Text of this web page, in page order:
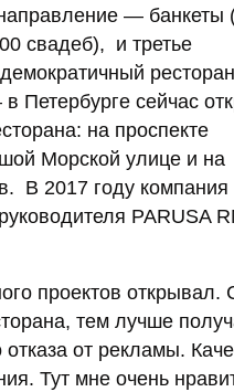
— банкеты
свадеб), и третье
ресторан
Петербурге сейчас
на проспекте
Морской улице и на
В 2017 году компания
PARUSA
проектов открывал.
тем лучше
от рекламы.
Тут мне очень